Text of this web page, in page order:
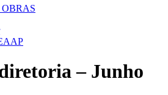
– Junho